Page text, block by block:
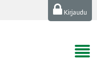
Kirjaudu